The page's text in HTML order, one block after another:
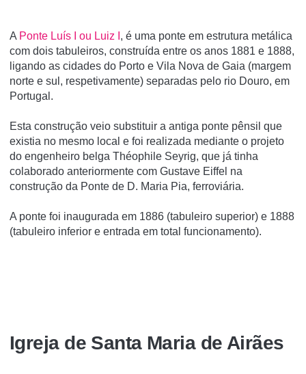
A Ponte Luí­s I ou Luiz I , é uma ponte em estrutura metálica
com dois tabuleiros, construí­da entre os anos 1881 e 1888,
ligando as cidades do Porto e Vila Nova de Gaia (margem
norte e sul, respetivamente) separadas pelo rio Douro, em
Portugal.
Esta construção veio substituir a antiga ponte pênsil que
existia no mesmo local e foi realizada mediante o projeto
do engenheiro belga Théophile Seyrig, que já tinha
colaborado anteriormente com Gustave Eiffel na
construção da Ponte de D. Maria Pia, ferroviária.
A ponte foi inaugurada em 1886 (tabuleiro superior) e 1888
(tabuleiro inferior e entrada em total funcionamento).
Igreja de Santa Maria de Airães